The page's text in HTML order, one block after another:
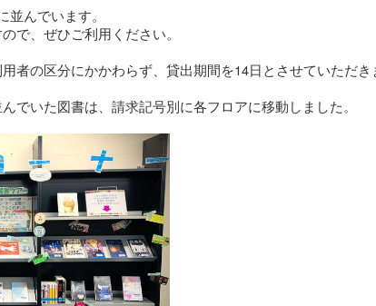
並んでいます。
で、ぜひご利用ください。
者の区分にかかわらず、貸出期間を14日とさせていただき
でいた図書は、請求記号別に各フロアに移動しました。